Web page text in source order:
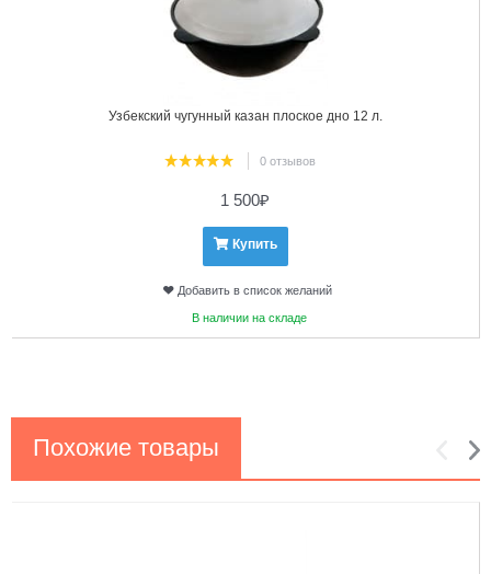
Узбекский чугунный казан плоское дно 12 л.
0 отзывов
1 500₽
Купить
Добавить в список желаний
В наличии на складе
Похожие товары